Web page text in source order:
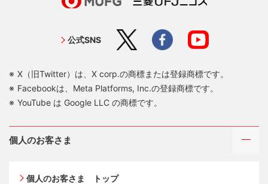
公式SNS
X（旧Twitter）は、X corp.の商標または登録商標です。
Facebookは、Meta Platforms, Inc.の登録商標です。
YouTube は Google LLC の商標です。
個人のお客さま
個人のお客さま トップ